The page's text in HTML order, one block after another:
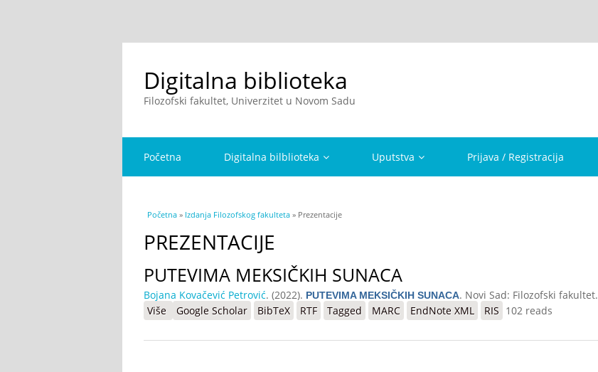
Digitalna biblioteka
Filozofski fakultet, Univerzitet u Novom Sadu
Početna Digitalna bilblioteka Uputstva Prijava / Registracija
You are here
Početna » Izdanja Filozofskog fakulteta » Prezentacije
PREZENTACIJE
PUTEVIMA MEKSIČKIH SUNACA
Bojana Kovačević Petrović. (2022). PUTEVIMA MEKSIČKIH SUNACA. Novi Sad: Filozofski fakultet.
Više o PUTEVIMA MEKSIČKIH SUNACA
Google Scholar BibTeX RTF Tagged MARC EndNote XML RIS 102 reads